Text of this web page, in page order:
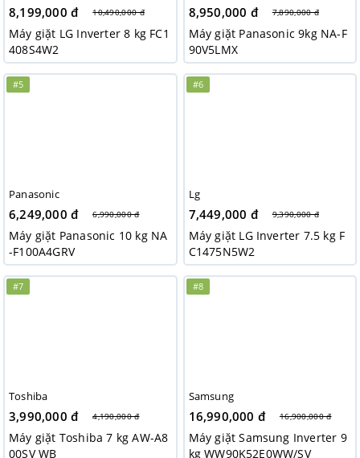
8,199,000 đ 10,490,000 đ
Máy giặt LG Inverter 8 kg FC1
408S4W2
8,950,000 đ 7,890,000 đ
Máy giặt Panasonic 9kg NA-F
90V5LMX
#5
Panasonic
6,249,000 đ 6,990,000 đ
Máy giặt Panasonic 10 kg NA
-F100A4GRV
#6
Lg
7,449,000 đ 9,390,000 đ
Máy giặt LG Inverter 7.5 kg F
C1475N5W2
#7
Toshiba
3,990,000 đ 4,190,000 đ
Máy giặt Toshiba 7 kg AW-A8
00SV WB
#8
Samsung
16,990,000 đ 16,900,000 đ
Máy giặt Samsung Inverter 9
kg WW90K52E0WW/SV